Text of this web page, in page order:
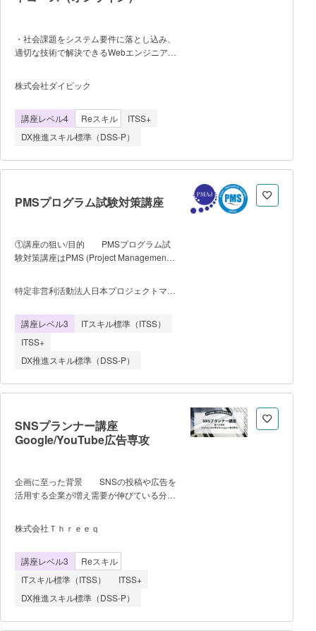
ります。 第一回目：初日で広告配
信！！ 第二回目：キーワードの作り
と予算設定、シミュレーション 第4回
ント改善 ※5回目以降10万円分の広告
出稿を開始します！！ 第6回目：市場
拡張戦略 第7回目：ポジショニング戦
・社会課題をシステム要件に落とし込み、
適切な技術で解決できるWebエンジニアの
学習の流れは以下の通りです。 - カ
リキュラム内の各Phase毎に設けられてい
成果物の審査。 - 必須演習と卒業発
表成果物のすべてが合格して修了認
定。 ・修了認定条件について -
出席率：80% - 試験合格率：Phase
ごとに必須課題があり、必須課題の合格要
す。 講座情報の遷移先は、「ディ
ープロ（DPro）」という弊社が運営する
受講を検討されている方は、まず無料個別
相談をお申込みください。
株式会社ダイビック
講座レベル4 Reスキル
ITSS+
DX推進スキル標準（DSS-P）
PMSプログラム試験対策講座
①講座の狙い/目的 PMSプログラム試
験対策講座はPMS (Project Management
験の対策講座です。PMSプログラム試験
又はPMS資格試験に合格するとPMS資格
マネジャー及びプログラムマネジャーとし
て必要な知識を修得している人材であるこ
約条件 2日間コースで年6回奇数月に
す。 ③学習項目/学習の流れ 1日目
その策定、事業戦略とプログラム、プログ
ラム戦略手法、知識・情報資産、システム
ズアプローチ、デザイン思考を学びま
マネジメントはじめに、プログラム、プロ
グラム統合、プログラム戦略マネジメン
ます。 ④講師陣は多種多様なプロジェ
門的な体験を有する実務者中心に編成して
います。 ⑤年6回開催で参加形態はハ
イフレックス型（会場
特定非営利活動法人日本プロジェクトマネ
講座レベル3
ITスキル標準（ITSS）
ITSS+
DX推進スキル標準（DSS-P）
SNSプランナー講座
Google/YouTube広告専攻
企画に至った背景 SNSの投稿や広告を
活用する企業が増え需要が伸びている分野
ィングを専門的に学んだ人が少なく、手探
りで行われているのが現状です。しかし手
も多く、SNSの投稿も、広告も、日々運用
するといった性質の業務分野であるため、
マーケティングと各SNSの仕組み、分析の
見方を体系的に学んだ方がスムーズにうま
株式会社Ｔｈｒｅｅｑ
講座レベル3
Reスキル
ITスキル標準（ITSS）
ITSS+
DX推進スキル標準（DSS-P）